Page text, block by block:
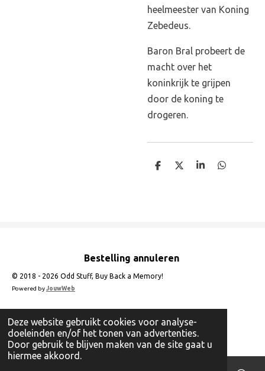
Deze website gebruikt cookies voor analyse-
doeleinden en/of het tonen van advertenties.
Door gebruik te blijven maken van de site gaat u
hiermee akkoord.
heelmeester van Koning
Zebedeus.
Baron Bral probeert de
macht over het
koninkrijk te grijpen
door de koning te
drogeren.
D
D
S
D
Bestelling annuleren
© 2018 - 2026 Odd Stuff, Buy Back a Memory!
Powered byJouwWeb